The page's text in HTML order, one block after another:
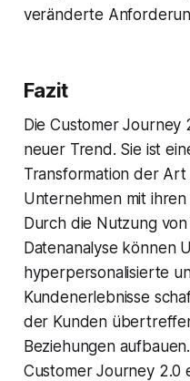
veränderte
Fazit
Die Customer Journey
neuer Trend. Sie ist
Transformation der Art
Unternehmen mit
Durch die Nutzung
Datenanalyse können
hyperpersonalisierte
Kundenerlebnisse
der Kunden
Beziehungen
Customer Journey 2.0